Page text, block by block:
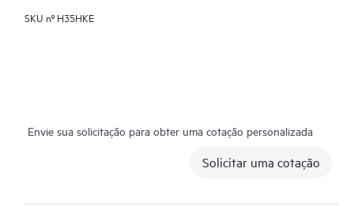
SKU nº H35HKE
Envie sua solicitação para obter uma cotação personalizada
Solicitar uma cotação